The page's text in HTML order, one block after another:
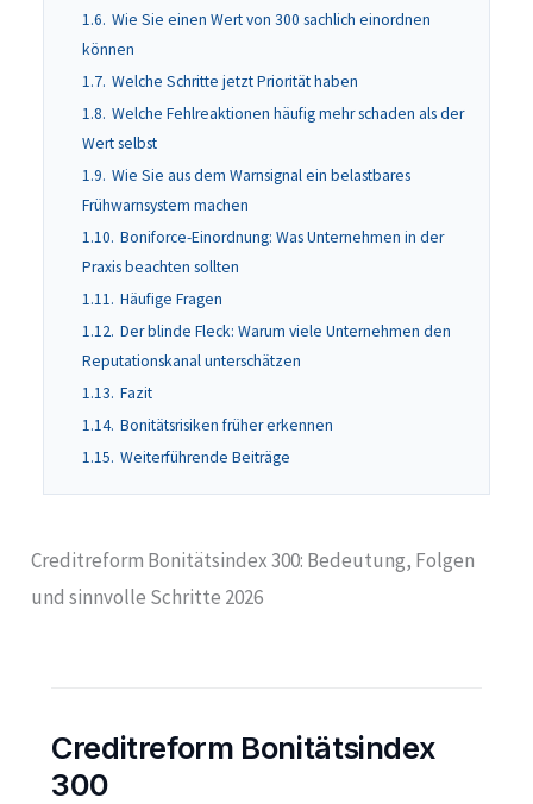
1.6. Wie Sie einen Wert von 300 sachlich einordnen
können
1.7. Welche Schritte jetzt Priorität haben
1.8. Welche Fehlreaktionen häufig mehr schaden als der
Wert selbst
1.9. Wie Sie aus dem Warnsignal ein belastbares
Frühwarnsystem machen
1.10. Boniforce-Einordnung: Was Unternehmen in der
Praxis beachten sollten
1.11. Häufige Fragen
1.12. Der blinde Fleck: Warum viele Unternehmen den
Reputationskanal unterschätzen
1.13. Fazit
1.14. Bonitätsrisiken früher erkennen
1.15. Weiterführende Beiträge
Creditreform Bonitätsindex 300: Bedeutung, Folgen
und sinnvolle Schritte 2026
Creditreform Bonitätsindex
300